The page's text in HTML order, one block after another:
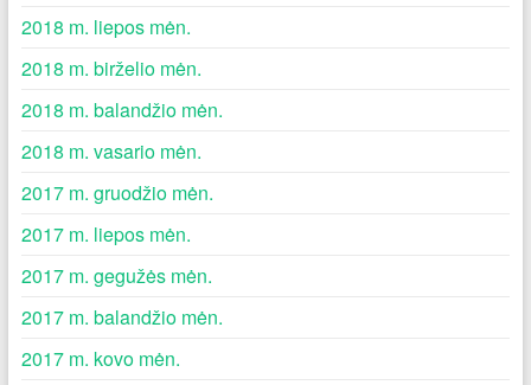
2018 m. liepos mėn.
2018 m. birželio mėn.
2018 m. balandžio mėn.
2018 m. vasario mėn.
2017 m. gruodžio mėn.
2017 m. liepos mėn.
2017 m. gegužės mėn.
2017 m. balandžio mėn.
2017 m. kovo mėn.